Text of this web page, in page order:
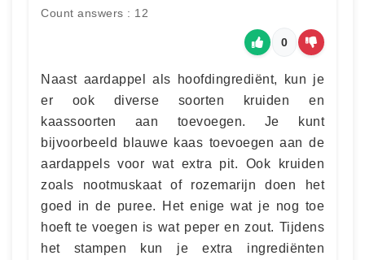
Count answers : 12
0
Naast aardappel als hoofdingrediënt, kun je
er ook diverse soorten kruiden en
kaassoorten aan toevoegen. Je kunt
bijvoorbeeld blauwe kaas toevoegen aan de
aardappels voor wat extra pit. Ook kruiden
zoals nootmuskaat of rozemarijn doen het
goed in de puree. Het enige wat je nog toe
hoeft te voegen is wat peper en zout. Tijdens
het stampen kun je extra ingrediënten